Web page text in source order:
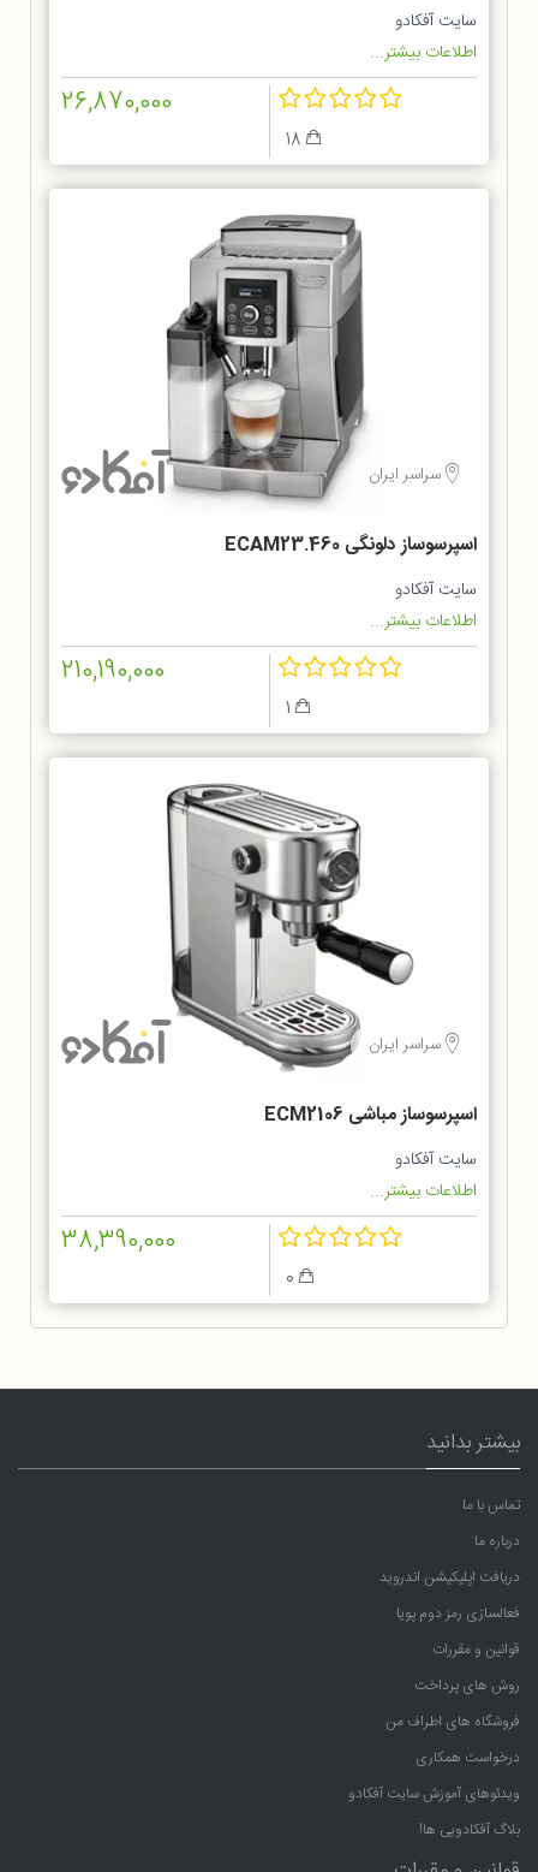
سایت آفکادو
اطلاعات بیشتر...
26,870,000
سراسر ایران
اسپرسوساز دلونگی ECAM23.460
سایت آفکادو
اطلاعات بیشتر...
210,190,000
سراسر ایران
اسپرسوساز مباشی ECM2106
سایت آفکادو
اطلاعات بیشتر...
38,390,000
بیشتر بدانید
تماس با ما
درباره ما
دریافت اپلیکیشن اندروید
فعالسازی رمز دوم پویا
قوانین و مقررات
روش های پرداخت
فروشگاه های اطراف من
درخواست همکاری
ویدئوهای آموزش سایت آفکادو
بلاگ آفکادویی ها!